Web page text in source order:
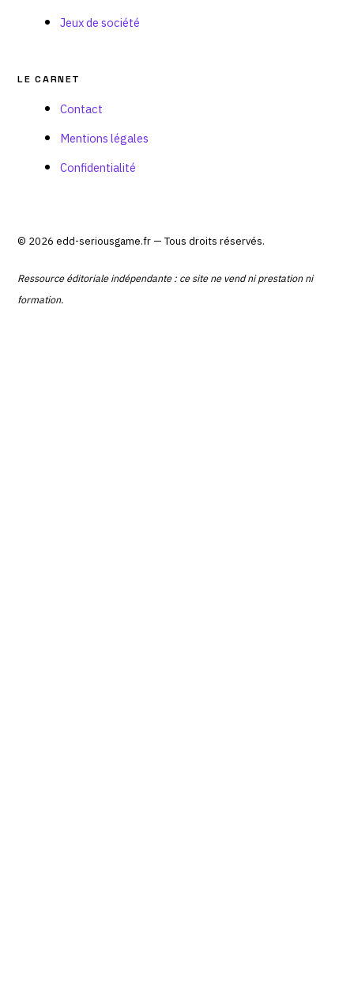
Jeux de société
LE CARNET
Contact
Mentions légales
Confidentialité
© 2026 edd-seriousgame.fr — Tous droits réservés.
Ressource éditoriale indépendante : ce site ne vend ni prestation ni
formation.